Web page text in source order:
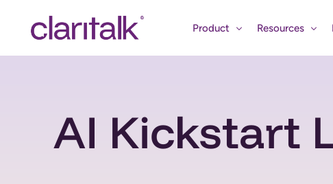
Product
Use cases
Resources
AI Kickstart